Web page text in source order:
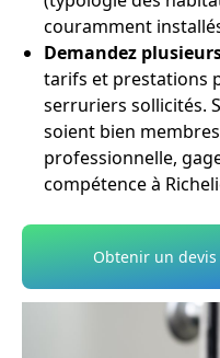
couramment
Demandez
tarifs et prestations
serruriers sollicités.
soient bien
professionnelle,
compétence à
Obtenir un